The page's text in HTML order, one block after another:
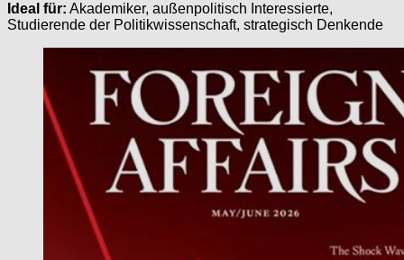
Ideal für: Akademiker, außenpolitisch Interessierte,
Studierende der Politikwissenschaft, strategisch Denkende